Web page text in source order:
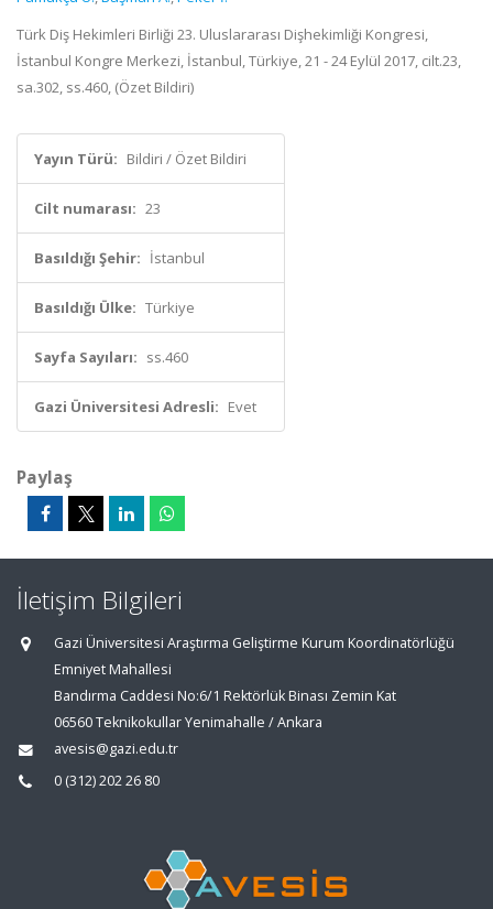
Türk Diş Hekimleri Birliği 23. Uluslararası Dişhekimliği Kongresi,
İstanbul Kongre Merkezi, İstanbul, Türkiye, 21 - 24 Eylül 2017, cilt.23,
sa.302, ss.460, (Özet Bildiri)
Yayın Türü: Bildiri / Özet Bildiri
Cilt numarası: 23
Basıldığı Şehir: İstanbul
Basıldığı Ülke: Türkiye
Sayfa Sayıları: ss.460
Gazi Üniversitesi Adresli: Evet
Paylaş
İletişim Bilgileri
Gazi Üniversitesi Araştırma Geliştirme Kurum Koordinatörlüğü
Emniyet Mahallesi
Bandırma Caddesi No:6/1 Rektörlük Binası Zemin Kat
06560 Teknikokullar Yenimahalle / Ankara
avesis@gazi.edu.tr
0 (312) 202 26 80